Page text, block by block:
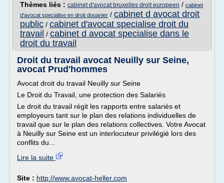
Thèmes liés : cabinet d'avocat bruxelles droit europeen / cabinet
d'avocat specialise en droit douanier / cabinet d avocat droit
public / cabinet d'avocat specialise droit du
travail / cabinet d avocat specialise dans le
droit du travail
Droit du travail avocat Neuilly sur Seine,
avocat Prud'hommes
Avocat droit du travail Neuilly sur Seine
Le Droit du Travail, une protection des Salariés
Le droit du travail régit les rapports entre salariés et
employeurs tant sur le plan des relations individuelles de
travail que sur le plan des relations collectives. Votre Avocat
à Neuilly sur Seine est un interlocuteur privilégié lors des
conflits du...
Lire la suite
Site : http://www.avocat-heller.com